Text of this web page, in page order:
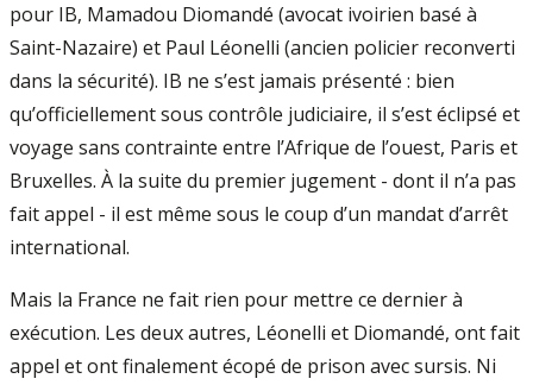
pour IB, Mamadou Diomandé (avocat ivoirien basé à
Saint-Nazaire) et Paul Léonelli (ancien policier reconverti
dans la sécurité). IB ne s’est jamais présenté : bien
qu’officiellement sous contrôle judiciaire, il s’est éclipsé et
voyage sans contrainte entre l’Afrique de l’ouest, Paris et
Bruxelles. À la suite du premier jugement - dont il n’a pas
fait appel - il est même sous le coup d’un mandat d’arrêt
international.
Mais la France ne fait rien pour mettre ce dernier à
exécution. Les deux autres, Léonelli et Diomandé, ont fait
appel et ont finalement écopé de prison avec sursis. Ni